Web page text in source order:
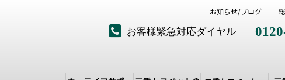
お客様緊急対応ダイヤル
お知らせ/ブログ